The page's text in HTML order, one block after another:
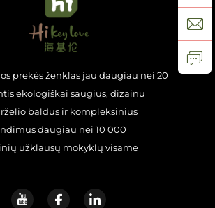
prekės ženklas jau daugiau nei 20
ekologiškai saugius, dizainu
baldus ir kompleksinius
daugiau nei 10 000
užklausų mokyklų visame